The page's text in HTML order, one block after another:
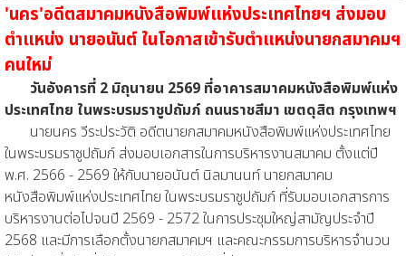
'นคร'อดีตสมาคมหนังสือพิมพ์แห่งประเทศไทยฯ ส่งมอบ
ตำแหน่ง นายอนันต์ ในโอกาสเข้ารับตำแหน่งนายกสมาคมฯ
คนใหม่
วันอังคารที่ 2 มิถุนายน 2569 ที่อาคารสมาคมหนังสือพิมพ์แห่ง
ประเทศไทย ในพระบรมราชูปถัมภ์ ถนนราชสีมา เขตดุสิต กรุงเทพฯ
นายนคร วีระประวัติ อดีตนายกสมาคมหนังสือพิมพ์แห่งประเทศไทย
ในพระบรมราชูปถัมภ์ ส่งมอบเอกสารในการบริหารงานสมาคม ตั้งแต่ปี
พ.ศ. 2566 - 2569 ให้กับนายอนันต์ นิลมานนท์ นายกสมาคม
หนังสือพิมพ์แห่งประเทศไทย ในพระบรมราชูปถัมภ์ ที่รับมอบเอกสารการ
บริหารงานต่อไปจนปี 2569 - 2572 ในการประชุมใหญ่สามัญประจำปี
2568 และมีการเลือกตั้งนายกสมาคมฯ และคณะกรรมการบริหารจำนวน